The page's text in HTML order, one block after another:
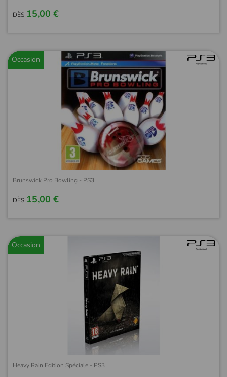
DÈS 15,00 €
Occasion
Brunswick Pro Bowling - PS3
DÈS 15,00 €
Occasion
Heavy Rain Edition Spéciale - PS3